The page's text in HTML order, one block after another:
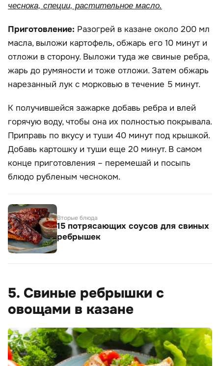
чеснока, специи, растительное масло.
Приготовление: Разогрей в казане около 200 мл
масла, выложи картофель, обжарь его 10 минут и
отложи в сторону. Выложи туда же свиные ребра,
жарь до румяности и тоже отложи. Затем обжарь
нарезанный лук с морковью в течение 5 минут.
К получившейся зажарке добавь ребра и влей
горячую воду, чтобы она их полностью покрывала.
Приправь по вкусу и туши 40 минут под крышкой.
Добавь картошку и туши еще 20 минут. В самом
конце приготовления – перемешай и посыпь
блюдо рубленым чесноком.
Вторые блюда
15 потрясающих соусов для свиных
ребрышек
5. Свиные ребрышки с
овощами в казане